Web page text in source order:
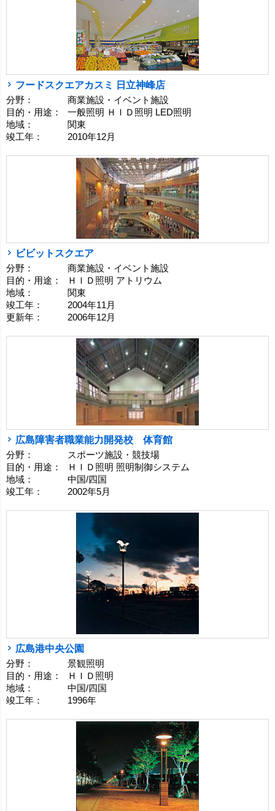
フードスクエアカスミ 日立神峰店
分野：
商業施設・イベント施設
目的・用途：
一般照明 ＨＩＤ照明 LED照明
地域：
関東
竣工年：
2010年12月
ビビットスクエア
分野：
商業施設・イベント施設
目的・用途：
ＨＩＤ照明 アトリウム
地域：
関東
竣工年：
2004年11月
更新年：
2006年12月
広島障害者職業能力開発校 体育館
分野：
スポーツ施設・競技場
目的・用途：
ＨＩＤ照明 照明制御システム
地域：
中国/四国
竣工年：
2002年5月
広島港中央公園
分野：
景観照明
目的・用途：
ＨＩＤ照明
地域：
中国/四国
竣工年：
1996年